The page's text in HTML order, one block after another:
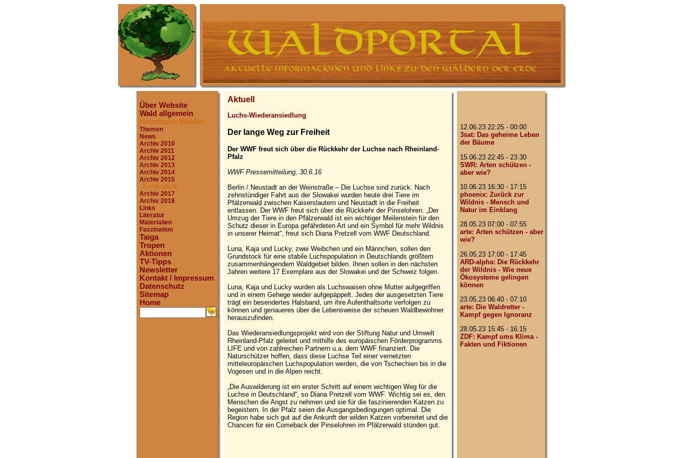
Über Website
Wald allgemein
Heimische Wälder
Themen
News
Archiv 2010
Archiv 2011
Archiv 2012
Archiv 2013
Archiv 2014
Archiv 2015
Archiv 2016
Archiv 2017
Archiv 2018
Links
Literatur
Materialien
Faszination
Taiga
Tropen
Aktionen
TV-Tipps
Newsletter
Kontakt / Impressum
Datenschutz
Sitemap
Home
.
Aktuell
Luchs-Wiederansiedlung
Der lange Weg zur Freiheit
Der WWF freut sich über die Rückkehr der Luchse nach Rheinland-
Pfalz
WWF Pressemitteilung, 30.6.16
Berlin / Neustadt an der Weinstraße – Die Luchse sind zurück. Nach
zehnstündiger Fahrt aus der Slowakei wurden heute drei Tiere im
Pfälzerwald zwischen Kaiserslautern und Neustadt in die Freiheit
entlassen. Der WWF freut sich über die Rückkehr der Pinselohren. „Der
Umzug der Tiere in den Pfälzerwald ist ein wichtiger Meilenstein für den
Schutz dieser in Europa gefährdeten Art und ein Symbol für mehr Wildnis
in unserer Heimat“, freut sich Diana Pretzell vom WWF Deutschland.
Luna, Kaja und Lucky, zwei Weibchen und ein Männchen, sollen den
Grundstock für eine stabile Luchspopulation in Deutschlands größtem
zusammenhängendem Waldgebiet bilden. Ihnen sollen in den nächsten
Jahren weitere 17 Exemplare aus der Slowakei und der Schweiz folgen.
Luna, Kaja und Lucky wurden als Luchswaisen ohne Mutter aufgegriffen
und in einem Gehege wieder aufgepäppelt. Jedes der ausgesetzten Tiere
trägt ein besendertes Halsband, um ihre Aufenthaltsorte verfolgen zu
können und genaueres über die Lebensweise der scheuen Waldbewohner
herauszufinden.
Das Wiederansiedlungsprojekt wird von der Stiftung Natur und Umwelt
Rheinland-Pfalz geleitet und mithilfe des europäischen Förderprogramms
LIFE und von zahlreichen Partnern u.a. dem WWF finanziert. Die
Naturschützer hoffen, dass diese Luchse Teil einer vernetzten
mitteleuropäischen Luchspopulation werden, die von Tschechien bis in die
Vogesen und in die Alpen reicht.
„Die Auswilderung ist ein erster Schritt auf einem wichtigen Weg für die
Luchse in Deutschland“, so Diana Pretzell vom WWF. Wichtig sei es, den
Menschen die Angst zu nehmen und sie für die faszinierenden Katzen zu
begeistern. In der Pfalz seien die Ausgangsbedingungen optimal. Die
Region habe sich gut auf die Ankunft der wilden Katzen vorbereitet und die
Chancen für ein Comeback der Pinselohren im Pfälzerwald stünden gut.
12.06.23 22:25 - 00:00
3sat: Das geheime Leben
der Bäume
15.06.23 22:45 - 23:30
SWR: Arten schützen -
aber wie?
10.06.23 16:30 - 17:15
phoenix: Zurück zur
Wildnis - Mensch und
Natur im Einklang
28.05.23 07:00 - 07:55
arte: Arten schützen - aber
wie?
26.05.23 17:00 - 17:45
ARD-alpha: Die Rückkehr
der Wildnis - Wie neue
Ökosysteme gelingen
können
23.05.23 06:40 - 07:10
arte: Die Waldretter -
Kampf gegen Ignoranz
28.05.23 15:45 - 16:15
ZDF: Kampf ums Klima -
Fakten und Fiktionen